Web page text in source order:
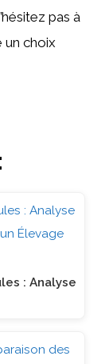
pas à
choix
: Analyse